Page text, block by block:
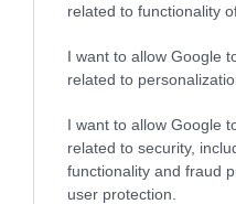
related to functionality
I want to allow Google
related to
I want to allow Google
related to security,
functionality and fraud
user protection.